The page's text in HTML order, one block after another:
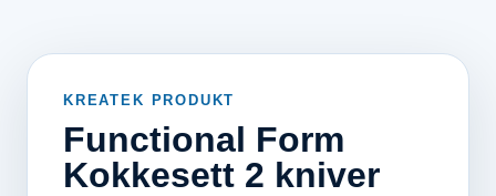
KREATEK PRODUKT
Functional Form
Kokkesett 2 kniver